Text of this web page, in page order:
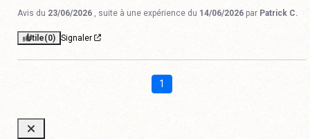
Avis du 23/06/2026 , suite à une expérience du 14/06/2026 par Patrick C.
Utile(0) Signaler
1